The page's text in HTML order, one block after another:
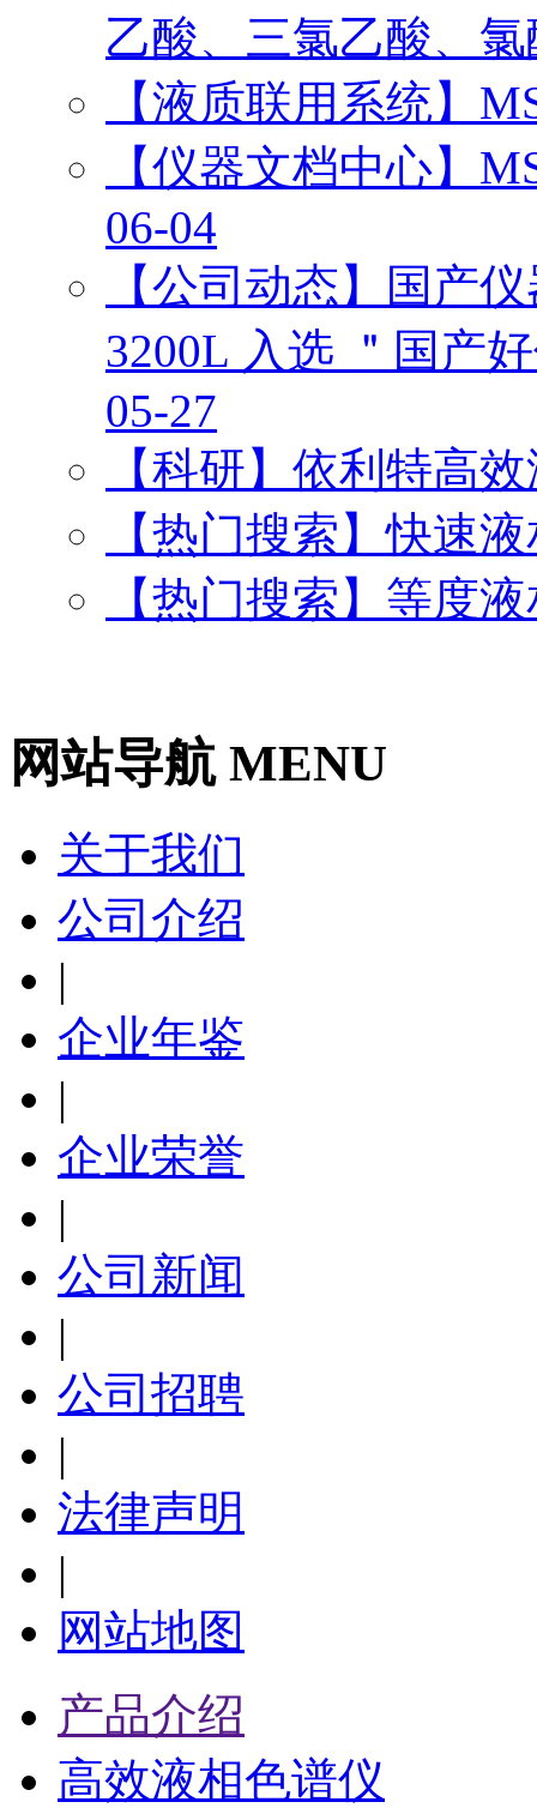
乙酸、三氯乙酸、
【液质联用系统】
【仪器文档中心】
06-04
【公司动态】国产
3200L 入选 ＂国产
05-27
【科研】依利特高
【热门搜索】快速
【热门搜索】等度
网站导航 MENU
关于我们
公司介绍
|
企业年鉴
|
企业荣誉
|
公司新闻
|
公司招聘
|
法律声明
|
网站地图
产品介绍
高效液相色谱仪